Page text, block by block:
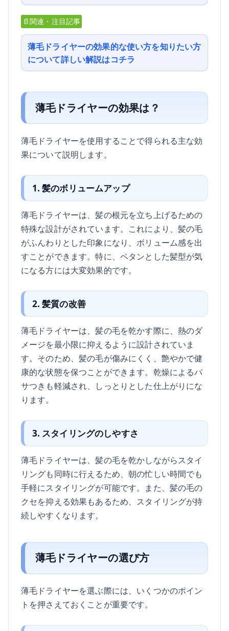
📄関連・注目記事
薄毛ドライヤーの効果的な使い方を知りたい方
について詳しい解説はコチラ
薄毛ドライヤーの効果は？
薄毛ドライヤーを使用することで得られる主な効
果について説明します。
1. 髪のボリュームアップ
薄毛ドライヤーは、髪の根元を立ち上げるための
特殊な設計がされています。これにより、髪の毛
がふんわりとした印象になり、ボリューム感を出
すことができます。特に、ペタンとした髪型が気
になる方には大変効果的です。
2. 髪質の改善
薄毛ドライヤーは、髪の毛を乾かす際に、熱のダ
メージを最小限に抑えるように設計されていま
す。そのため、髪の毛が傷みにくく、艶やかで健
康的な状態を保つことができます。乾燥によるパ
サつきも軽減され、しっとりとした仕上がりにな
ります。
3. スタイリングのしやすさ
薄毛ドライヤーは、髪の毛を乾かしながらスタイ
リングも同時に行えるため、朝の忙しい時間でも
手軽にスタイリングが可能です。また、髪の毛の
クセを抑える効果もあるため、スタイリングが持
続しやすくなります。
薄毛ドライヤーの選び方
薄毛ドライヤーを選ぶ際には、いくつかのポイン
トを押さえておくことが重要です。